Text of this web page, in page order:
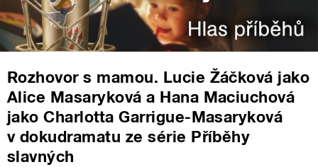
Rozhovor s mamou. Lucie Žáčková jako
Alice Masaryková a Hana Maciuchová
jako Charlotta Garrigue-Masaryková
v dokudramatu ze série Příběhy
slavných